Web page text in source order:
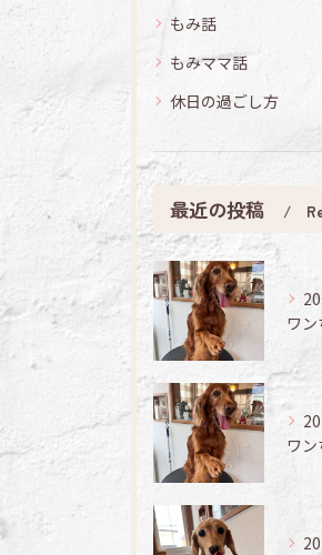
もみ話
もみママ話
休日の過ごし方
最近の投稿